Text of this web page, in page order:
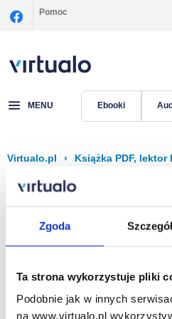
Zgoda
Ta strona wykorzystuje pliki
Podobnie jak w innych
na www.virtualo.pl
Pomoc
MENU Ebooki
Virtualo.pl › Książka PDF,
Filtruj